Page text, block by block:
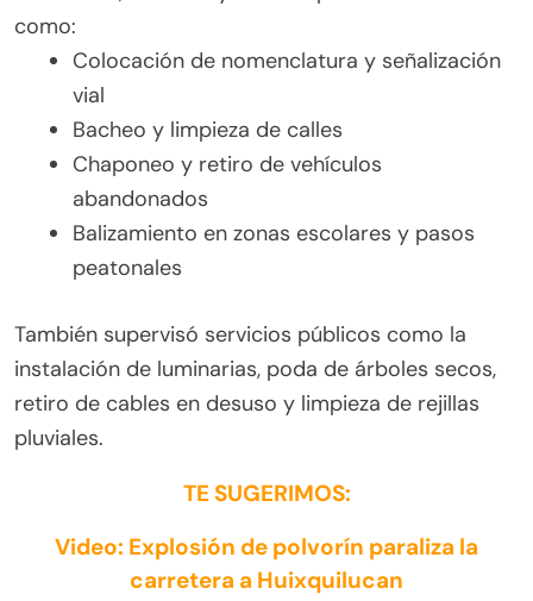
como:
Colocación de nomenclatura y señalización
vial
Bacheo y limpieza de calles
Chaponeo y retiro de vehículos
abandonados
Balizamiento en zonas escolares y pasos
peatonales
También supervisó servicios públicos como la
instalación de luminarias, poda de árboles secos,
retiro de cables en desuso y limpieza de rejillas
pluviales.
TE SUGERIMOS:
Video: Explosión de polvorín paraliza la
carretera a Huixquilucan